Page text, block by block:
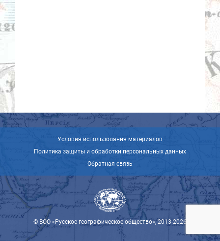
Условия использования материалов
Политика защиты и обработки персональных данных
Обратная связь
© ВОО «Русское географическое общество», 2013-2026